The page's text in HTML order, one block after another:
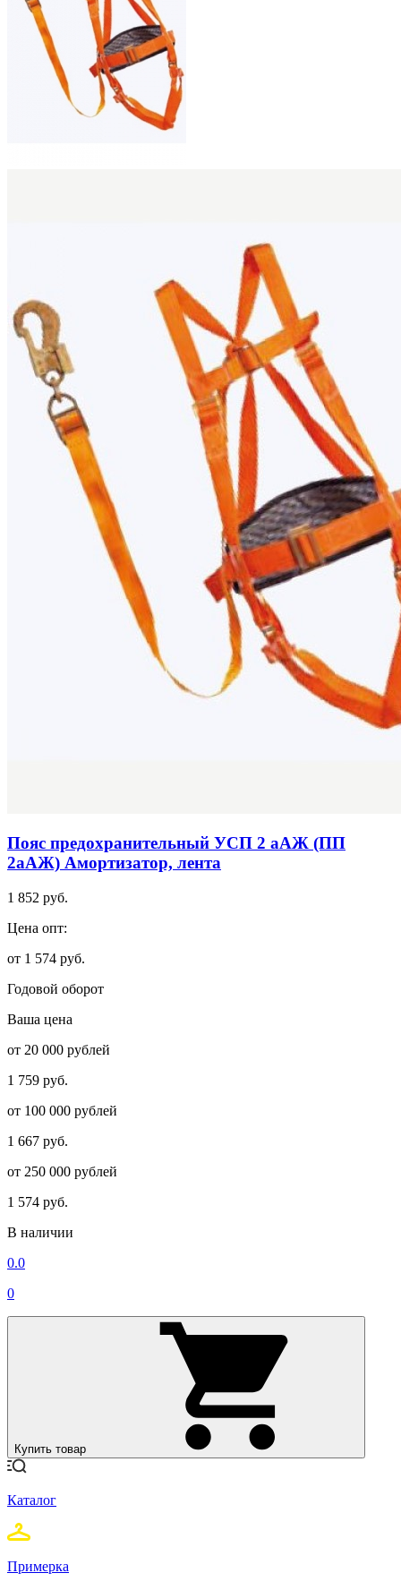
Пояс предохранительный УСП 2 аАЖ (ПП
2аАЖ) Амортизатор, лента
1 852 руб.
Цена опт:
от 1 574 руб.
Годовой оборот
Ваша цена
от 20 000 рублей
1 759 руб.
от 100 000 рублей
1 667 руб.
от 250 000 рублей
1 574 руб.
В наличии
0.0
0
Купить товар
Каталог
Примерка